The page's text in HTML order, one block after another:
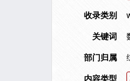
收录类别
关键词
部门归属
内容类型